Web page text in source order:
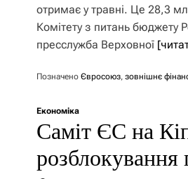
отримає у травні. Це 28,3
Комітету з питань бюджету
пресслужба Верховної
Позначено Євросоюз, зовнішнє
Економіка
Саміт ЄС на